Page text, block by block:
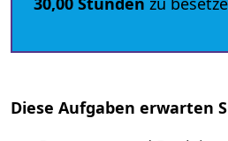
Diese Aufgaben erwarten